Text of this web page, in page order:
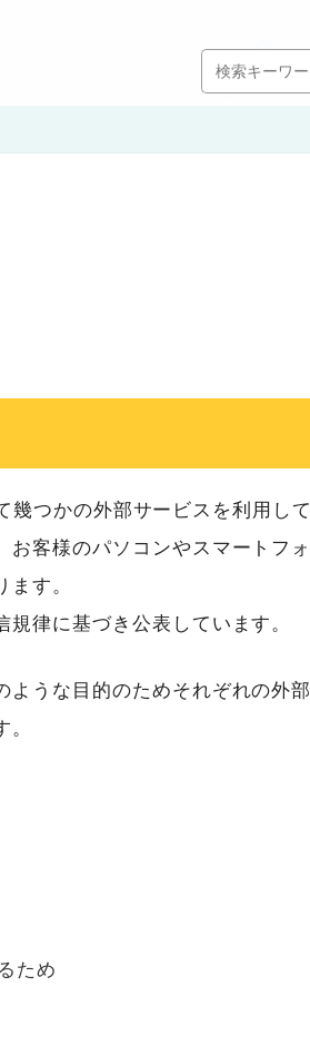
つかの外部サービスを利用して
客様のパソコンやスマートフォ
す。
律に基づき公表しています。
うな目的のためそれぞれの外部
ため